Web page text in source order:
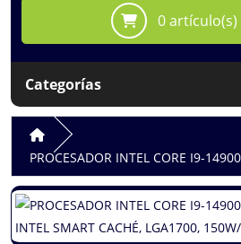
0 artículo(s)
Categorías
PROCESADOR INTEL CORE I9-